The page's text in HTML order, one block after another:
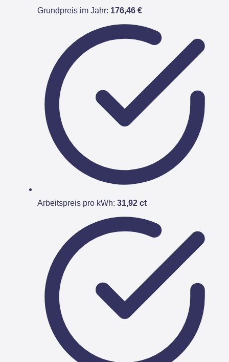
Grundpreis im Jahr: 176,46 €
Arbeitspreis pro kWh: 31,92 ct